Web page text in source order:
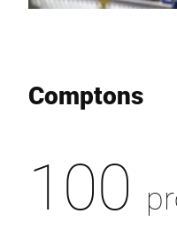
Comptons
100